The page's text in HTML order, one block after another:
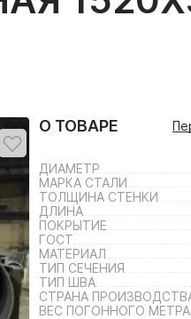
О ТОВАРЕ
ДИАМЕТР
МАРКА СТАЛИ
ТОЛЩИНА СТЕНКИ
ДЛИНА
ПОКРЫТИЕ
ГОСТ
МАТЕРИАЛ
ТИП СЕЧЕНИЯ
ТИП ШВА
СТРАНА
ВЕС ПОГОННОГО